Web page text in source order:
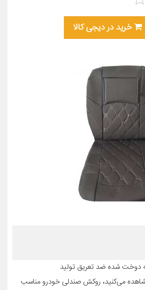
خرید در دیجی کالا
از 8 لمسه دوخت شده ضد تعریق تولید
می‌کنید، روکش صندلی خودرو مناسب